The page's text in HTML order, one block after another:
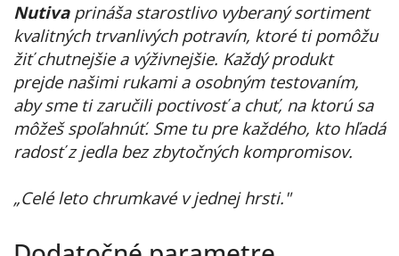
Nutivaprináša starostlivo vyberaný sortiment
kvalitných trvanlivých potravín, ktoré ti pomôžu
žiť chutnejšie a výživnejšie. Každý produkt
prejde našimi rukami a osobným testovaním,
aby sme ti zaručili poctivosť a chuť, na ktorú sa
môžeš spoľahnúť. Sme tu pre každého, kto hľadá
radosť z jedla bez zbytočných kompromisov.
„Celé leto chrumkavé v jednej hrsti."